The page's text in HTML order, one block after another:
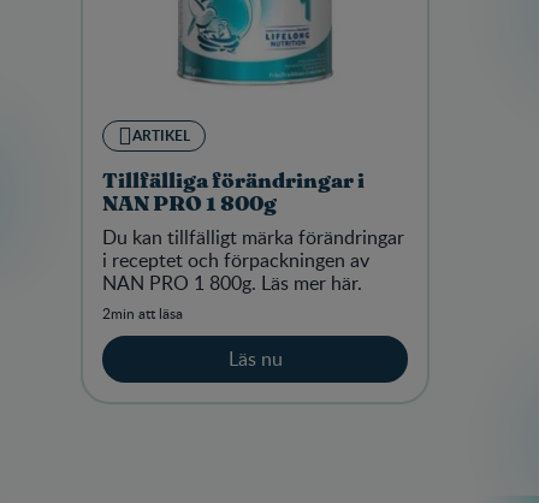
ARTIKEL
Tillfälliga förändringar i
NAN PRO 1 800g
Du kan tillfälligt märka förändringar
i receptet och förpackningen av
NAN PRO 1 800g. Läs mer här.
2min att läsa
Läs nu